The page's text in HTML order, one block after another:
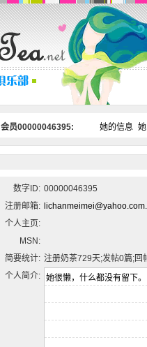
会员00000046395: 她的信息
数字ID: 00000046395
注册邮箱:
个人主页:
MSN:
简要统计: 注册奶茶729天;发帖0篇;回
个人简介: